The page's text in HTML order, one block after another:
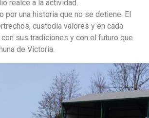
realce a la actividad.
por una historia que no se detiene. El
custodia valores y en cada
sus tradiciones y con el futuro que
de Victoria.